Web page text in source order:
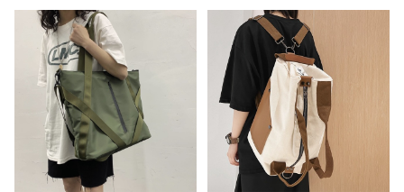
通学 大容量 バッグパック
学校バッグ 防水 大きめ バ
ッグ 大学生 高校生 中学生
ユニセックス 男性 女性 男
の子 女の子 A4 オレンジレ
ッド グリーン ライトパープ
ル ブラック オフィス カレッ
ジコーデ カジュアル デイリ
ー お出かけ K-B0143
マザーズバッグ ボストンバ
ック お出かけ バック ママ
バッグ 無地 ネイビー パー
プル ブラック デート 通勤バ
ッグ 合宿 旅行 通学 散歩
ランチバッグ 大学生 高校生
中学生 女の子 女性用 男性
用 オフィスカジュアル オフ
ィス カジュアル OL 上品 大